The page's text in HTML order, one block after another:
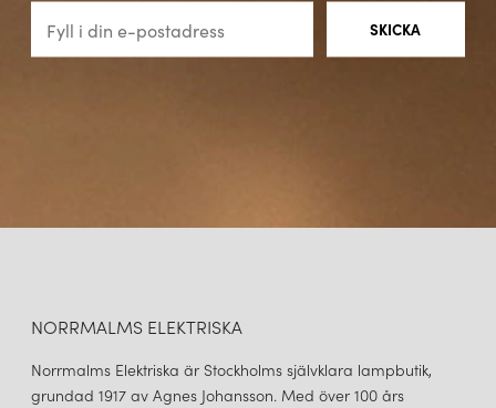
NORRMALMS ELEKTRISKA
Norrmalms Elektriska är Stockholms självklara lampbutik,
grundad 1917 av Agnes Johansson. Med över 100 års